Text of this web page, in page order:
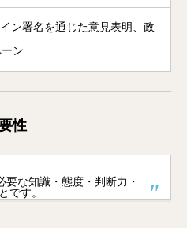
ン署名を通じた意見表明、政
ン
性
要な知識・態度・判断力・
です。